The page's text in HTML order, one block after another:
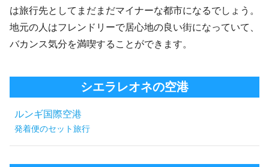
は旅行先としてまだまだマイナーな都市になるでしょう。
地元の人はフレンドリーで居心地の良い街になっていて、
バカンス気分を満喫することができます。
シエラレオネの空港
ルンギ国際空港
発着便のセット旅行